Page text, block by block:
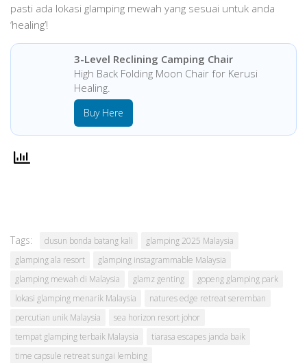
pasti ada lokasi glamping mewah yang sesuai untuk anda
‘healing’!
3-Level Reclining Camping Chair
High Back Folding Moon Chair for Kerusi
Healing.
Buy Here
Tags: dusun bonda batang kali
glamping 2025 Malaysia
glamping ala resort
glamping instagrammable Malaysia
glamping mewah di Malaysia
glamz genting
gopeng glamping park
lokasi glamping menarik Malaysia
natures edge retreat seremban
percutian unik Malaysia
sea horizon resort johor
tempat glamping terbaik Malaysia
tiarasa escapes janda baik
time capsule retreat sungai lembing